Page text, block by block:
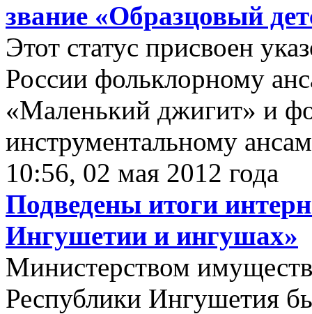
звание «Образцовый
Этот статус присвоен
России фольклорному
«Маленький джигит» и
инструментальному
10:56, 02 мая 2012 года
Подведены итоги
Ингушетии и ингушах»
Министерством
Республики Ингушетия